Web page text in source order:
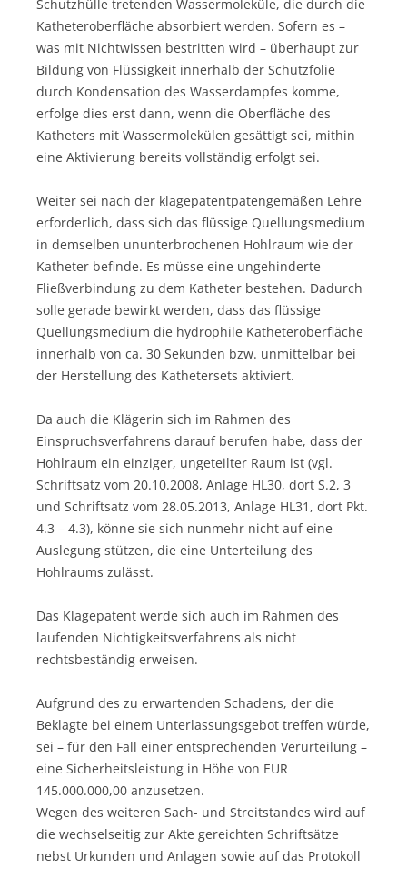
Schutzhülle tretenden Wassermoleküle, die durch die
Katheteroberfläche absorbiert werden. Sofern es –
was mit Nichtwissen bestritten wird – überhaupt zur
Bildung von Flüssigkeit innerhalb der Schutzfolie
durch Kondensation des Wasserdampfes komme,
erfolge dies erst dann, wenn die Oberfläche des
Katheters mit Wassermolekülen gesättigt sei, mithin
eine Aktivierung bereits vollständig erfolgt sei.
Weiter sei nach der klagepatentpatengemäßen Lehre
erforderlich, dass sich das flüssige Quellungsmedium
in demselben ununterbrochenen Hohlraum wie der
Katheter befinde. Es müsse eine ungehinderte
Fließverbindung zu dem Katheter bestehen. Dadurch
solle gerade bewirkt werden, dass das flüssige
Quellungsmedium die hydrophile Katheteroberfläche
innerhalb von ca. 30 Sekunden bzw. unmittelbar bei
der Herstellung des Kathetersets aktiviert.
Da auch die Klägerin sich im Rahmen des
Einspruchsverfahrens darauf berufen habe, dass der
Hohlraum ein einziger, ungeteilter Raum ist (vgl.
Schriftsatz vom 20.10.2008, Anlage HL30, dort S.2, 3
und Schriftsatz vom 28.05.2013, Anlage HL31, dort Pkt.
4.3 – 4.3), könne sie sich nunmehr nicht auf eine
Auslegung stützen, die eine Unterteilung des
Hohlraums zulässt.
Das Klagepatent werde sich auch im Rahmen des
laufenden Nichtigkeitsverfahrens als nicht
rechtsbeständig erweisen.
Aufgrund des zu erwartenden Schadens, der die
Beklagte bei einem Unterlassungsgebot treffen würde,
sei – für den Fall einer entsprechenden Verurteilung –
eine Sicherheitsleistung in Höhe von EUR
145.000.000,00 anzusetzen.
Wegen des weiteren Sach- und Streitstandes wird auf
die wechselseitig zur Akte gereichten Schriftsätze
nebst Urkunden und Anlagen sowie auf das Protokoll